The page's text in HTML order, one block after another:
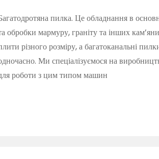
пилка. Це обладнання в
обробки мармуру, граніту та інших
різного розміру, а багатоканальні
Ми спеціалізуємося на
роботи з цим типом машин